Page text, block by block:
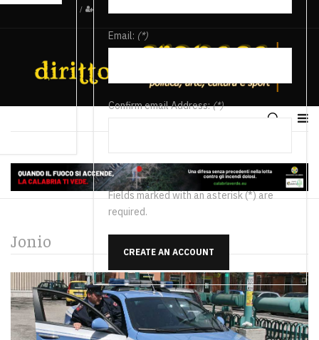
/
Email: (*)
Confirm email Address:(*)
Fields marked with an asterisk (*) are
required.
CREATE AN ACCOUNT
Jonio